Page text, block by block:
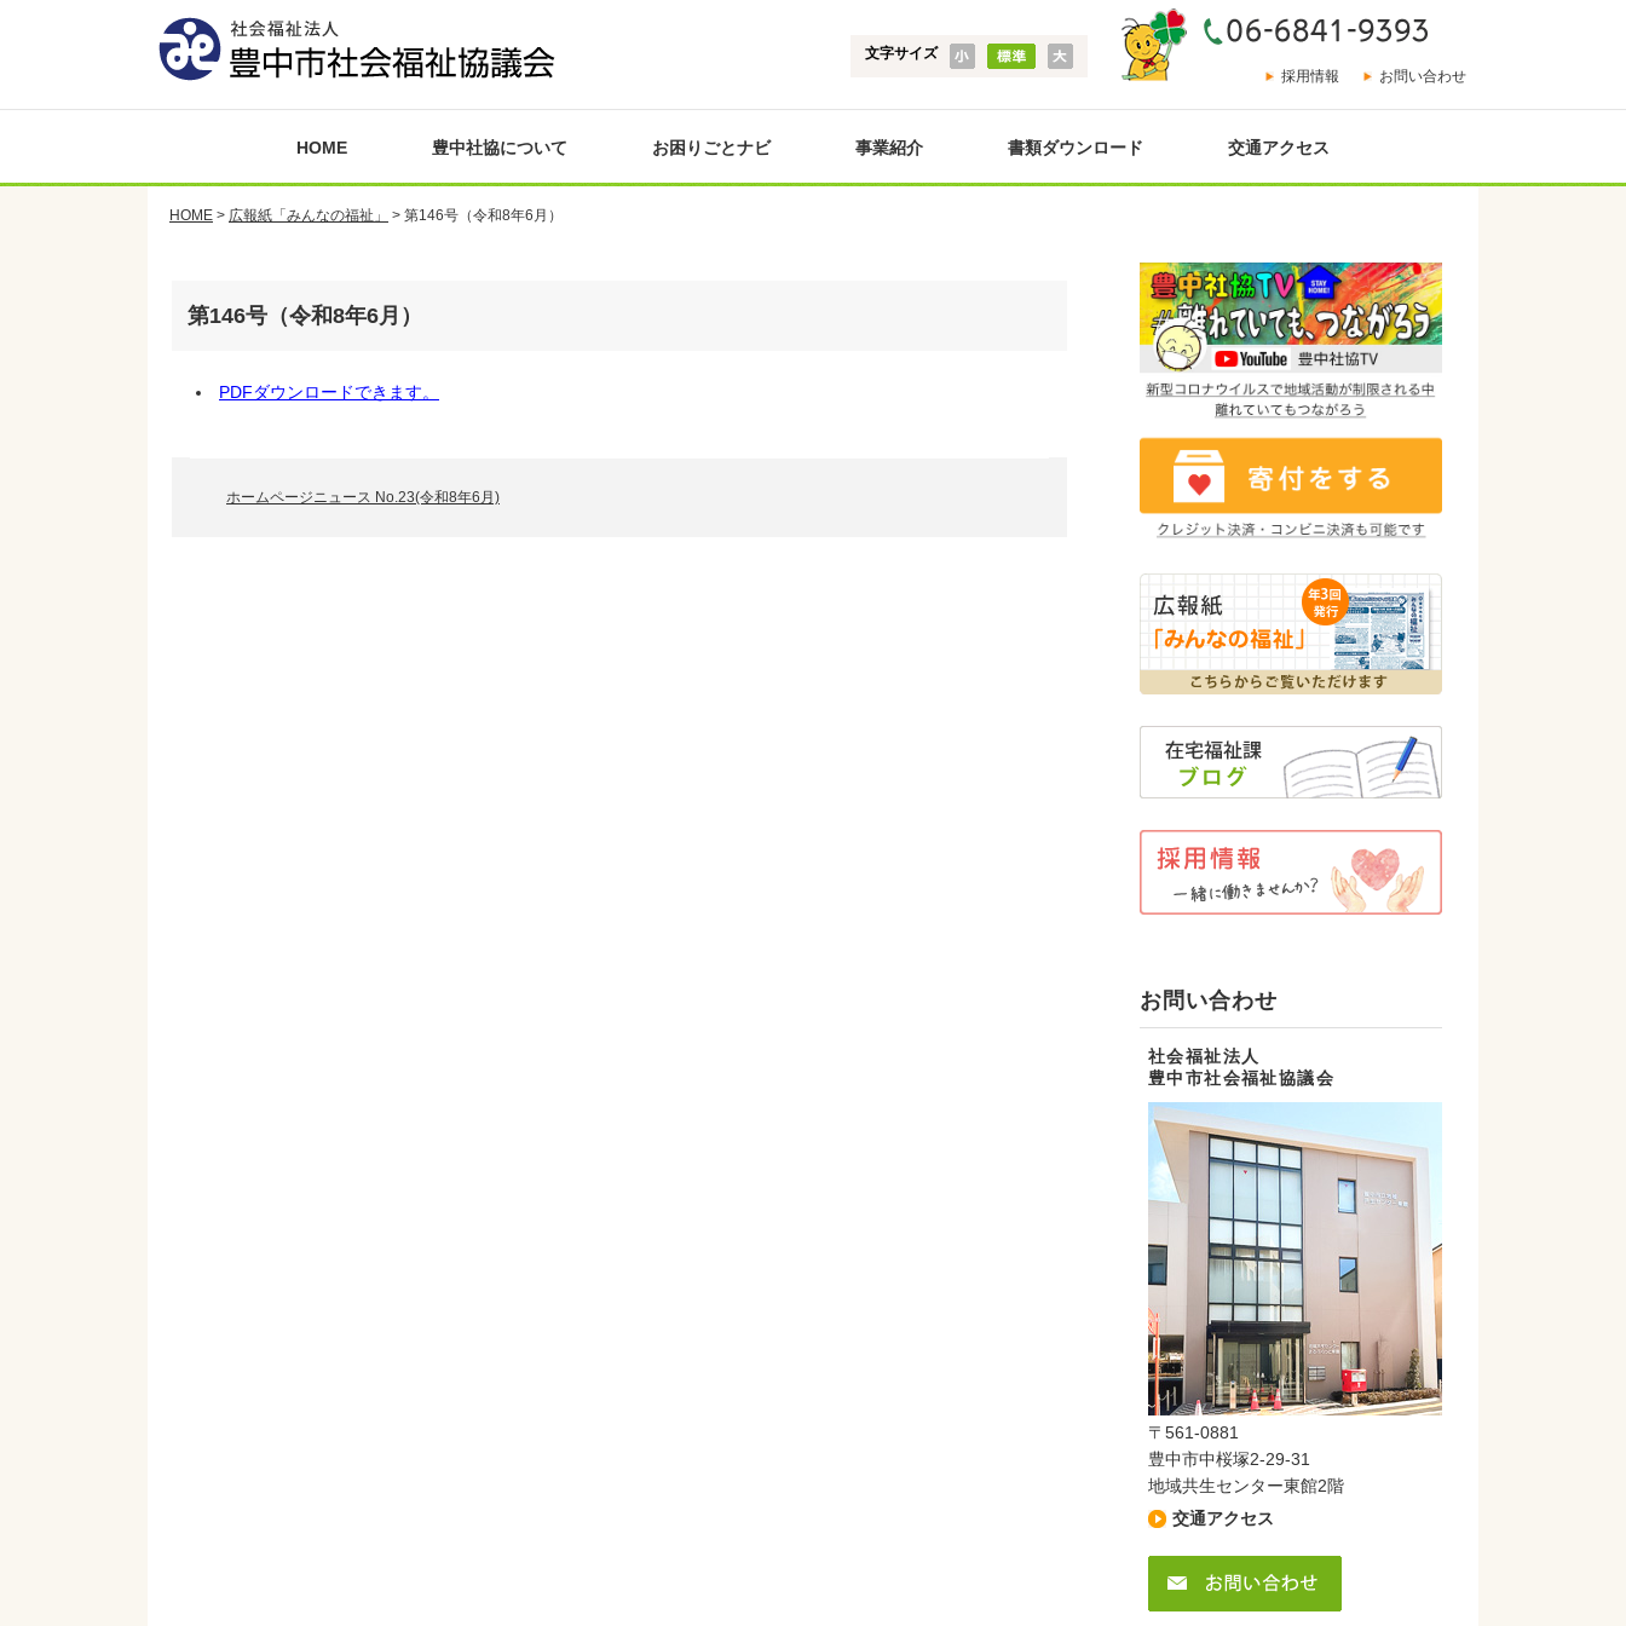
採用情報 お問い合わせ
文字サイズ
HOME 豊中社協について お困りごとナビ 事業紹介 書類ダウンロード 交通アクセス
HOME > 広報紙「みんなの福祉」 > 第146号（令和8年6月）
第146号（令和8年6月）
PDFダウンロードできます。
ホームページニュース No.23(令和8年6月)
お問い合わせ
社会福祉法人
豊中市社会福祉協議会
〒561-0881
豊中市中桜塚2-29-31
地域共生センター東館2階
交通アクセス